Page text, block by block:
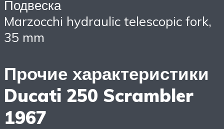
Подвеска
Marzocchi hydraulic telescopic fork,
35 mm
Прочие характеристики
Ducati 250 Scrambler
1967